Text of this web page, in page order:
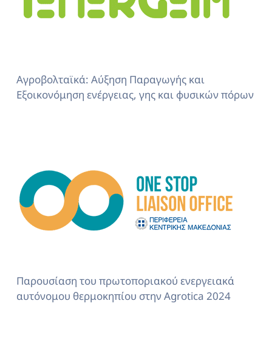
Αγροβολταϊκά: Αύξηση Παραγωγής και
Εξοικονόμηση ενέργειας, γης και φυσικών πόρων
Παρουσίαση του πρωτοποριακού ενεργειακά
αυτόνομου θερμοκηπίου στην Agrotica 2024